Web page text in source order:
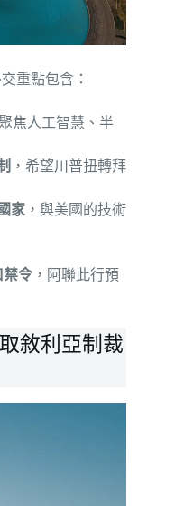
重點包含：
聚焦人工智慧、半
，希望川普扭轉拜
家 ，與美國的技術
禁令 ，阿聯此行預
敘利亞制裁